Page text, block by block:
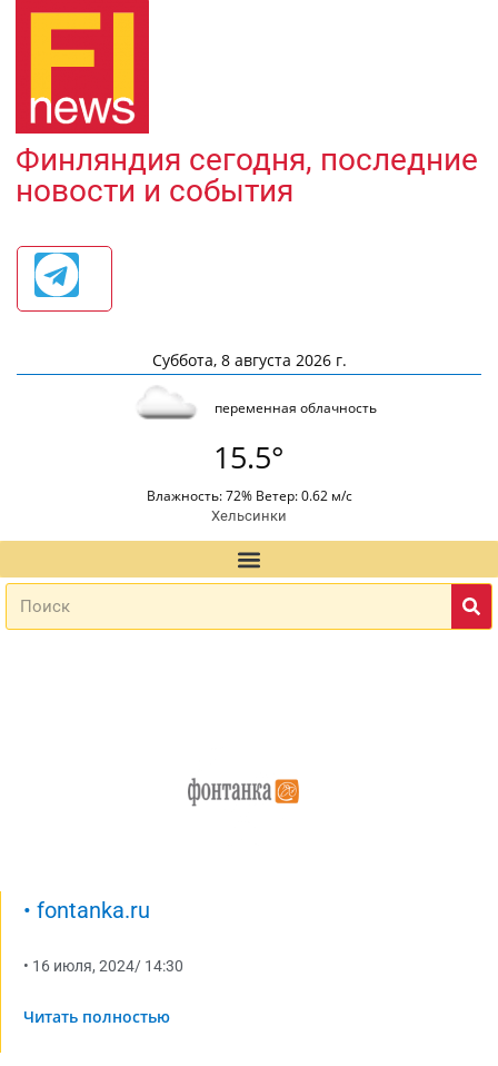
Финляндия сегодня, последние
новости и события
Суббота, 8 августа 2026 г.
переменная облачность
15.5°
Влажность: 72% Ветер: 0.62 м/с
Хельсинки
• fontanka.ru
• 16 июля, 2024/ 14:30
Читать полностью